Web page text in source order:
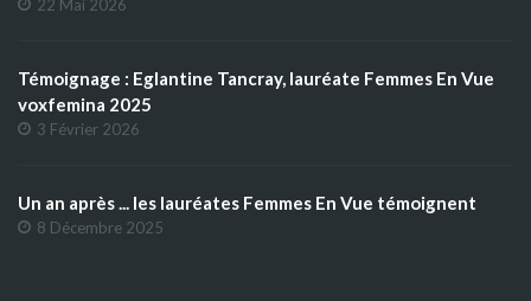
22 Mai 2026
Témoignage : Eglantine Tancray, lauréate Femmes En Vue
voxfemina 2025
3 Février 2026
Un an après ... les lauréates Femmes En Vue témoignent
8 Décembre 2025